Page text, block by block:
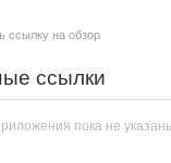
ссылку на обзор
ссылки
пока не